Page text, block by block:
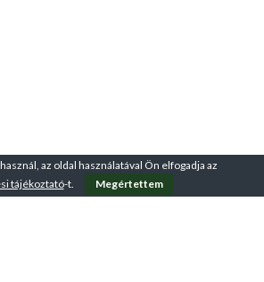
az oldal használatával Ön elfogadja az
tájékoztató-t. Megértettem